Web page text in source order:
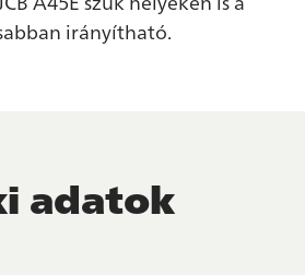
irányítható.
adatok